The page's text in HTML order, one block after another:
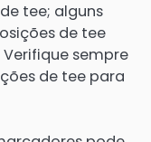
tee; alguns
de tee
sempre
de tee para